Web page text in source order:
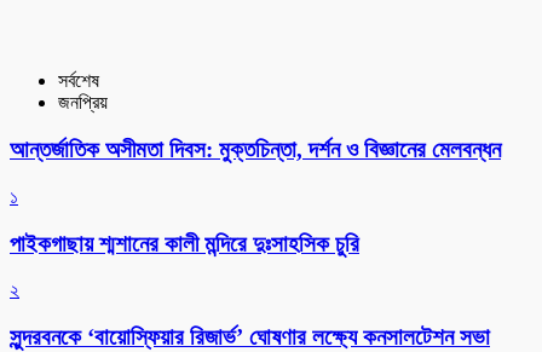
সর্বশেষ
জনপ্রিয়
আন্তর্জাতিক অসীমতা দিবস: মুক্তচিন্তা, দর্শন ও বিজ্ঞানের মেলবন্ধন
১
পাইকগাছায় শ্মশানের কালী মন্দিরে দুঃসাহসিক চুরি
২
সুন্দরবনকে ‘বায়োস্ফিয়ার রিজার্ভ’ ঘোষণার লক্ষ্যে কনসালটেশন সভা